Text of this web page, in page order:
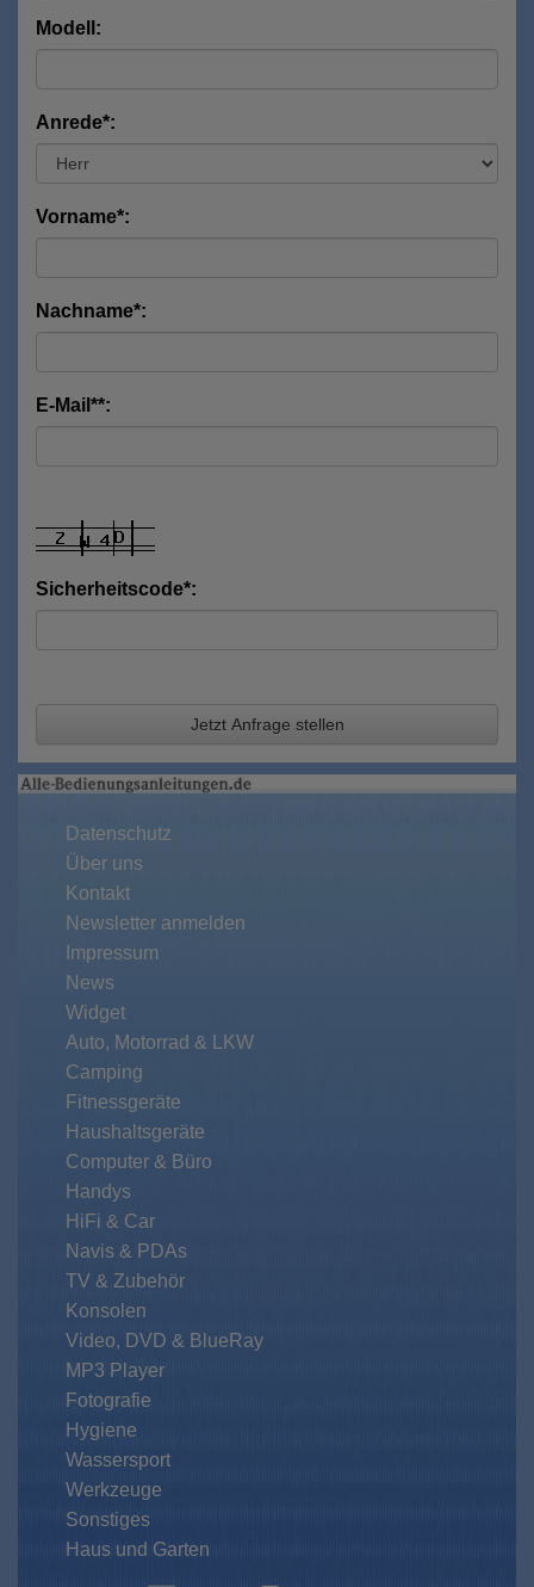
Modell:
Anrede*:
Vorname*:
Nachname*:
E-Mail**:
Sicherheitscode*:
Jetzt Anfrage stellen
Datenschutz
Über uns
Kontakt
Newsletter anmelden
Impressum
News
Widget
Auto, Motorrad & LKW
Camping
Fitnessgeräte
Haushaltsgeräte
Computer & Büro
Handys
HiFi & Car
Navis & PDAs
TV & Zubehör
Konsolen
Video, DVD & BlueRay
MP3 Player
Fotografie
Hygiene
Wassersport
Werkzeuge
Sonstiges
Haus und Garten